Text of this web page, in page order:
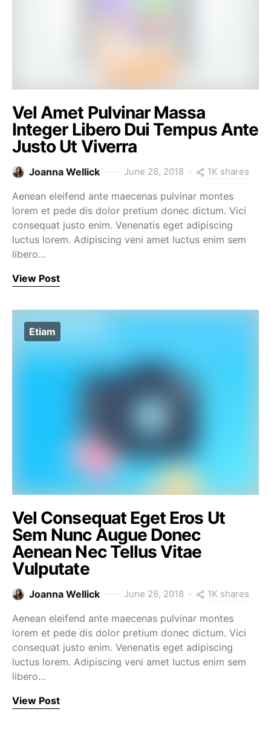
Vel Amet Pulvinar Massa
Integer Libero Dui Tempus Ante
Justo Ut Viverra
Joanna Wellick June 28, 2018 1K shares
Aenean eleifend ante maecenas pulvinar montes
lorem et pede dis dolor pretium donec dictum. Vici
consequat justo enim. Venenatis eget adipiscing
luctus lorem. Adipiscing veni amet luctus enim sem
libero…
View Post
Etiam
Vel Consequat Eget Eros Ut
Sem Nunc Augue Donec
Aenean Nec Tellus Vitae
Vulputate
Joanna Wellick June 28, 2018 1K shares
Aenean eleifend ante maecenas pulvinar montes
lorem et pede dis dolor pretium donec dictum. Vici
consequat justo enim. Venenatis eget adipiscing
luctus lorem. Adipiscing veni amet luctus enim sem
libero…
View Post